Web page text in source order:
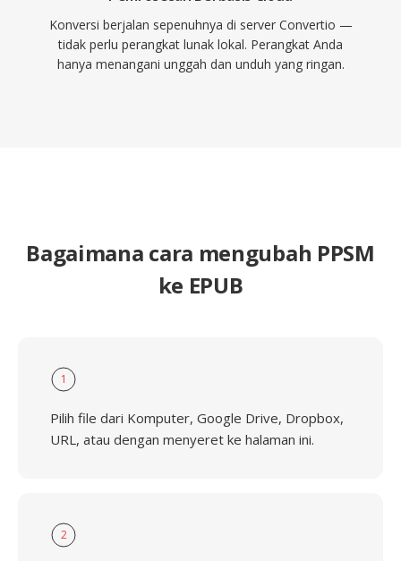
Konversi berjalan sepenuhnya di server Convertio —
tidak perlu perangkat lunak lokal. Perangkat Anda
hanya menangani unggah dan unduh yang ringan.
Bagaimana cara mengubah PPSM
ke EPUB
1
Pilih file dari Komputer, Google Drive, Dropbox,
URL, atau dengan menyeret ke halaman ini.
2